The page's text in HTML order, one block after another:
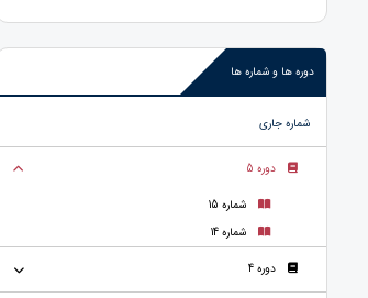
دوره ها و شماره ها
شماره جاری
دوره 5
شماره 15
شماره 14
دوره 4